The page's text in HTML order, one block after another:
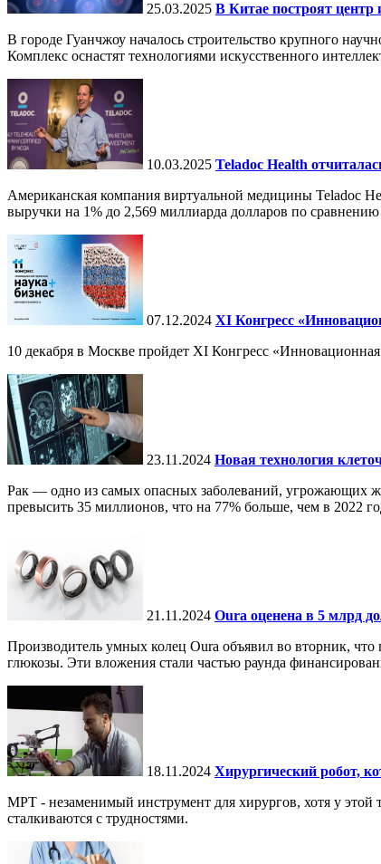
25.03.2025 В Китае построят центр
В городе Гуанчжоу началось строительство крупного
Комплекс оснастят технологиями искусственного
10.03.2025 Teladoc Health
Американская компания виртуальной медицины Teladoc
выручки на 1% до 2,569 миллиарда долларов по
07.12.2024 ХI Конгресс
10 декабря в Москве пройдет XI Конгресс
23.11.2024 Новая технология
Рак — одно из самых опасных заболеваний, угрожающих
превысить 35 миллионов, что на 77% больше, чем в 2022
21.11.2024 Oura оценена в 5 млрд
Производитель умных колец Oura объявил во вторник,
глюкозы. Эти вложения стали частью раунда
18.11.2024 Хирургический робот,
МРТ - незаменимый инструмент для хирургов, хотя у этой
сталкиваются с трудностями.